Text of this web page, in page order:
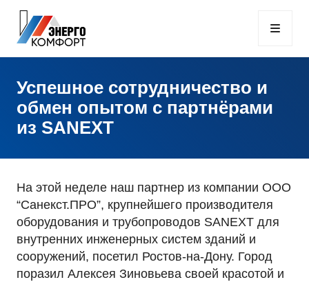
Успешное сотрудничество и
обмен опытом с партнёрами
из SANEXT
На этой неделе наш партнер из компании ООО
“Санекст.ПРО”, крупнейшего производителя
оборудования и трубопроводов SANEXT для
внутренних инженерных систем зданий и
сооружений, посетил Ростов-на-Дону. Город
поразил Алексея Зиновьева своей красотой и